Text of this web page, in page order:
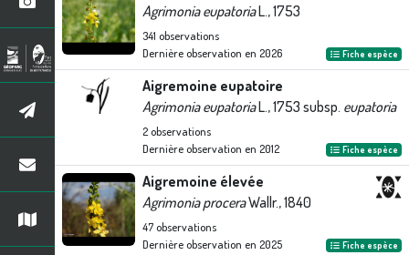
Agrimonia eupatoriaL., 1753
341 observations
Dernière observation en 2026 Fiche espèce
Aigremoine eupatoire
Agrimonia eupatoriaL., 1753 subsp. eupatoria
2observations
Dernière observation en 2012 Fiche espèce
Aigremoine élevée
Agrimonia proceraWallr., 1840
47observations
Dernière observation en 2025 Fiche espèce